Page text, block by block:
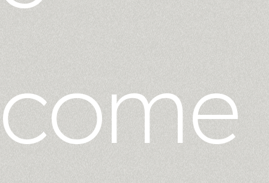
come